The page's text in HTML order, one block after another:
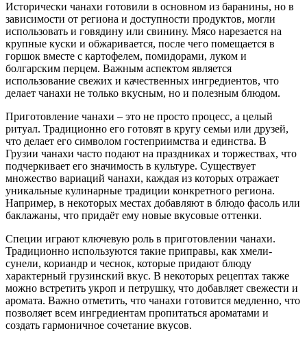
Исторически чанахи готовили в основном из баранины, но в
зависимости от региона и доступности продуктов, могли
использовать и говядину или свинину. Мясо нарезается на
крупные куски и обжаривается, после чего помещается в
горшок вместе с картофелем, помидорами, луком и
болгарским перцем. Важным аспектом является
использование свежих и качественных ингредиентов, что
делает чанахи не только вкусным, но и полезным блюдом.
Приготовление чанахи – это не просто процесс, а целый
ритуал. Традиционно его готовят в кругу семьи или друзей,
что делает его символом гостеприимства и единства. В
Грузии чанахи часто подают на праздниках и торжествах, что
подчеркивает его значимость в культуре. Существует
множество вариаций чанахи, каждая из которых отражает
уникальные кулинарные традиции конкретного региона.
Например, в некоторых местах добавляют в блюдо фасоль или
баклажаны, что придаёт ему новые вкусовые оттенки.
Специи играют ключевую роль в приготовлении чанахи.
Традиционно используются такие приправы, как хмели-
сунели, кориандр и чеснок, которые придают блюду
характерный грузинский вкус. В некоторых рецептах также
можно встретить укроп и петрушку, что добавляет свежести и
аромата. Важно отметить, что чанахи готовится медленно, что
позволяет всем ингредиентам пропитаться ароматами и
создать гармоничное сочетание вкусов.